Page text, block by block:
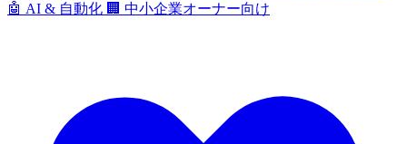
🤖 AI & 自動化 🏢 中小企業オーナー向け